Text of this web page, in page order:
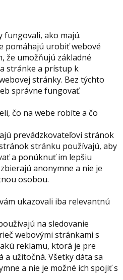
fungovali, ako majú.
pomáhajú urobiť webové
že umožňujú základné
stránke a prístup k
stránky. Bez týchto
správne fungovať.
čo na webe robíte a čo
prevádzkovateľovi stránok
stránku používajú, aby
a ponúknuť im lepšiu
anonymne a nie je
osobou.
ukazovali iba relevantnú
na sledovanie
webovými stránkami s
reklamu, ktorá je pre
užitočná. Všetky dáta sa
a nie je možné ich spojiť s